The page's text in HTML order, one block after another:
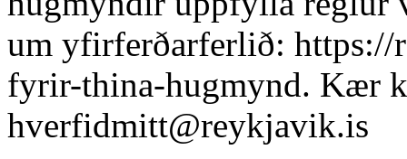
um yfirferðarferlið:
fyrir-thina-hugmynd. Kær
hverfidmitt@reykjavik.is